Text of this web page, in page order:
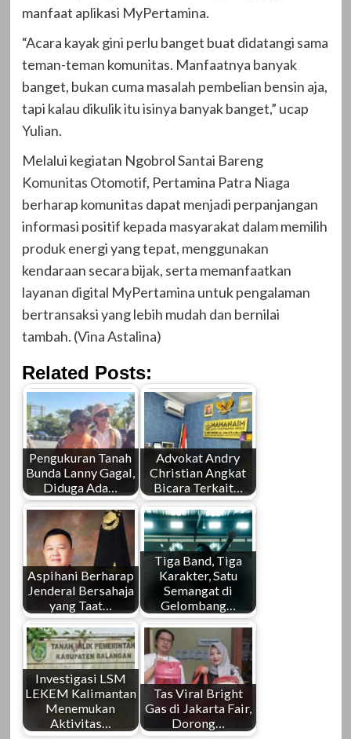
manfaat aplikasi MyPertamina.
“Acara kayak gini perlu banget buat didatangi sama
teman-teman komunitas. Manfaatnya banyak
banget, bukan cuma masalah pembelian bensin aja,
tapi kalau dikulik itu isinya banyak banget,” ucap
Yulian.
Melalui kegiatan Ngobrol Santai Bareng
Komunitas Otomotif, Pertamina Patra Niaga
berharap komunitas dapat menjadi perpanjangan
informasi positif kepada masyarakat dalam memilih
produk energi yang tepat, menggunakan
kendaraan secara bijak, serta memanfaatkan
layanan digital MyPertamina untuk pengalaman
bertransaksi yang lebih mudah dan bernilai
tambah. (Vina Astalina)
Related Posts:
Pengukuran Tanah
Bunda Lanny Gagal,
Diduga Ada…
Advokat Andry
Christian Angkat
Bicara Terkait…
Aspihani Berharap
Jenderal Bersahaja
yang Taat…
Tiga Band, Tiga
Karakter, Satu
Semangat di
Gelombang…
Investigasi LSM
LEKEM Kalimantan
Menemukan
Aktivitas…
Tas Viral Bright
Gas di Jakarta Fair,
Dorong…